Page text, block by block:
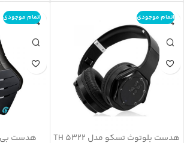
اتمام موجودی
هدست بلوتوث تسکو مدل TH 5322
اتمام موجودی
هدست